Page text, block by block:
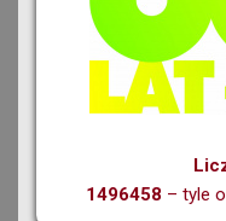
1496458 – tyle